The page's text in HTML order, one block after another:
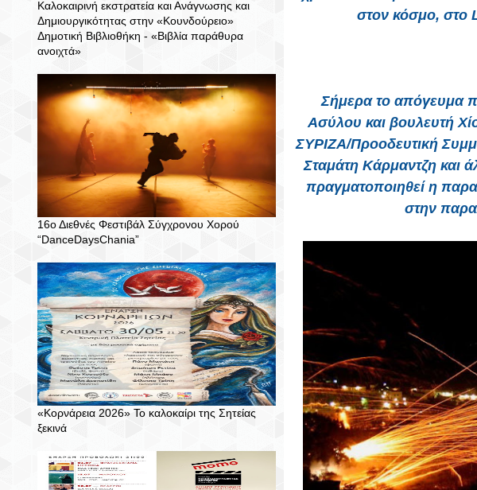
Καλοκαιρινή εκστρατεία και Ανάγνωσης και
Δημιουργικότητας στην «Κουνδούρειο»
Δημοτική Βιβλιοθήκη - «Βιβλία παράθυρα
ανοιχτά»
16ο Διεθνές Φεστιβάλ Σύγχρονου Χορού
“DanceDaysChania”
«Κορνάρεια 2026» Το καλοκαίρι της Σητείας
ξεκινά
στον κόσμο, στο
Σήμερα το απόγευμα
Ασύλου και βουλευτή
ΣΥΡΙΖΑ/Προοδευτική
Σταμάτη Κάρμαντζη
πραγματοποιηθεί η
στην